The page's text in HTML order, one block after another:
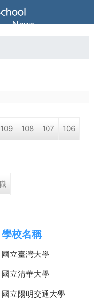
109 108 107 106
學校名稱
國立臺灣大學
國立清華大學
國立陽明交通大學
News